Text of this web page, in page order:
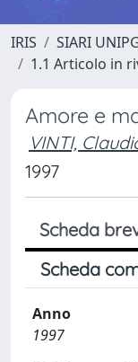
IRIS SIARI
1.1 Articolo in
Amore e
VINTI,
1997
Scheda
Scheda
Anno
1997